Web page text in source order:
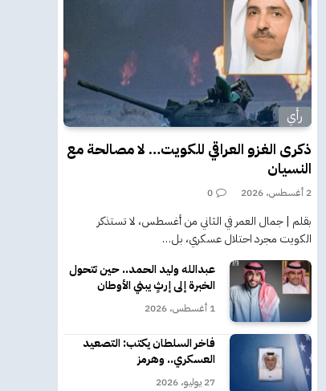
رأي
ذكرى الغزو العراقي للكويت… لا مصالحة مع
النسيان
2 أغسطس، 2026 0
بقلم | جمال العمر في الثاني من أغسطس، لا تستذكر
الكويت مجرد احتلال عسكري، بل…
عبدالله وليد الحمد.. حين تتحول
الخبرة إلى إرثٍ يبني الأوطان
1 أغسطس، 2026
فاخر السلطان يكتب: التصعيد
العسكري.. وهرمز
27 يوليو، 2026